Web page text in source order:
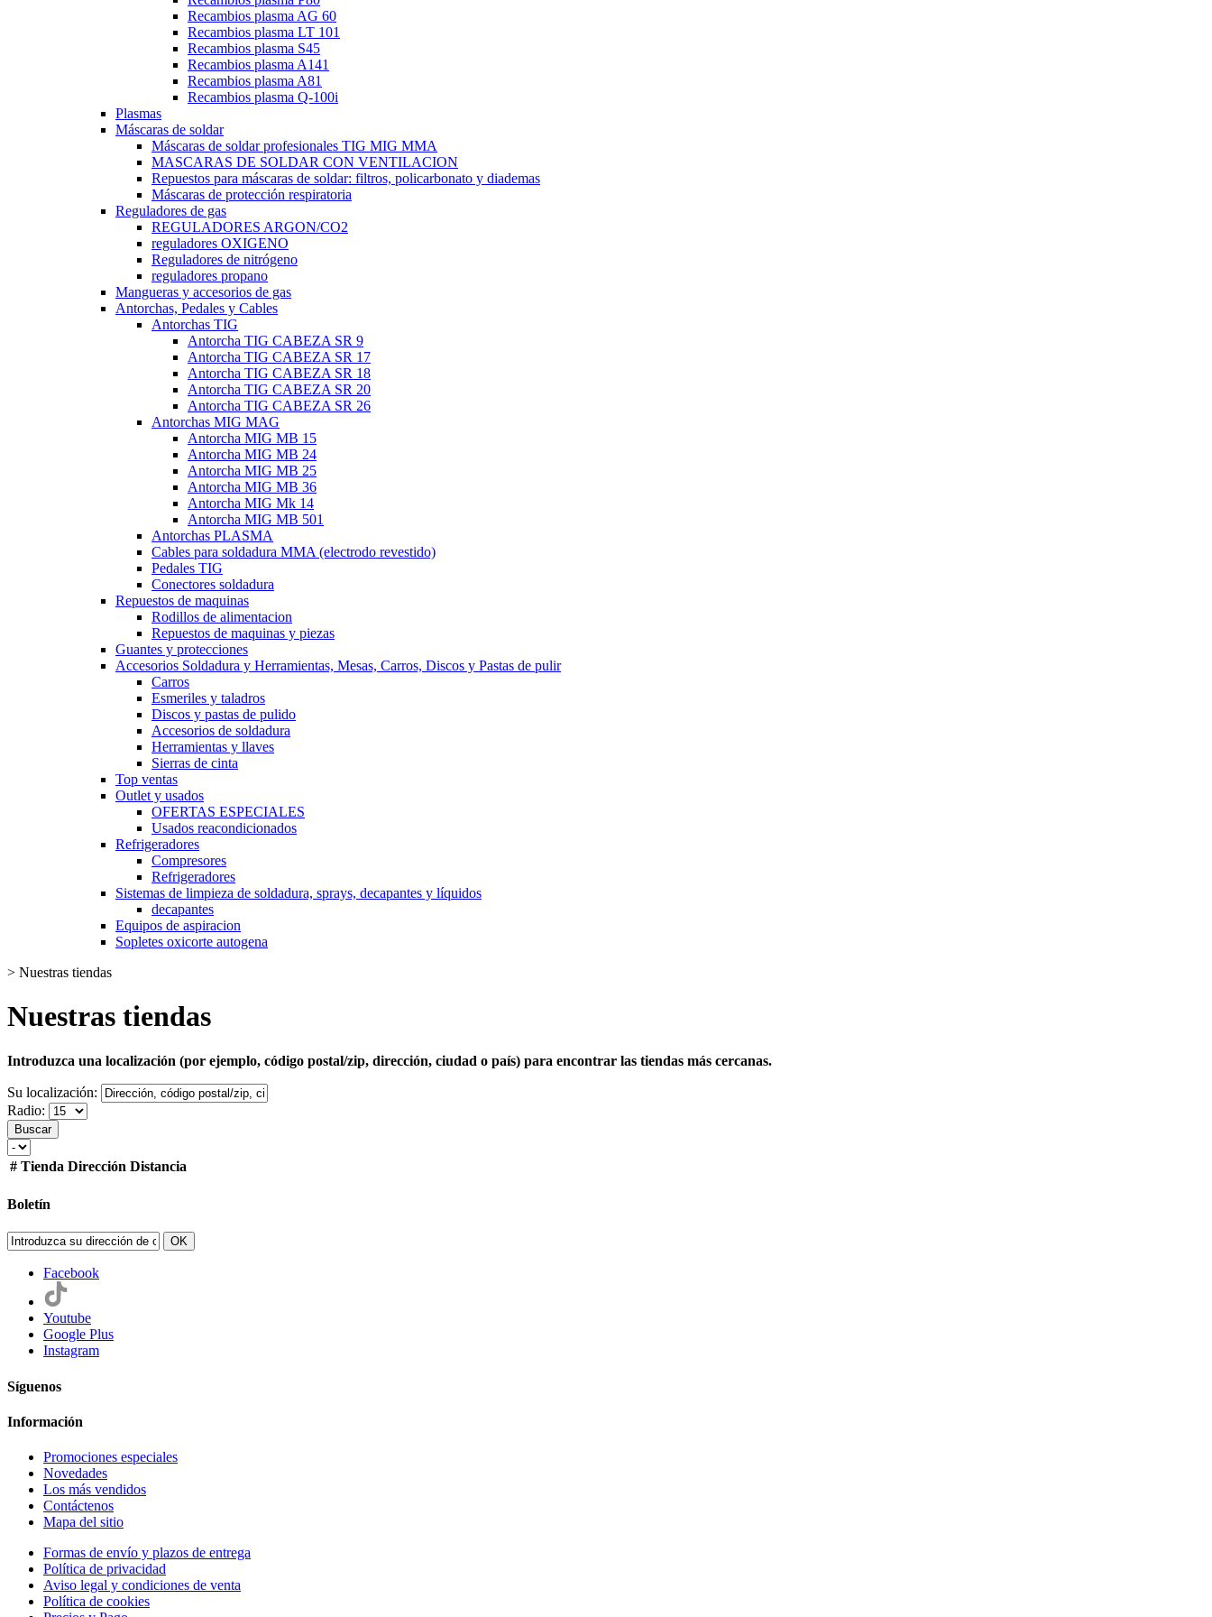
Recambios plasma AG 60
Recambios plasma LT 101
Recambios plasma S45
Recambios plasma A141
Recambios plasma A81
Recambios plasma Q-100i
Plasmas
Máscaras de soldar
Máscaras de soldar profesionales TIG MIG MMA
MASCARAS DE SOLDAR CON VENTILACION
Repuestos para máscaras de soldar: filtros, policarbonato y diademas
Máscaras de protección respiratoria
Reguladores de gas
REGULADORES ARGON/CO2
reguladores OXIGENO
Reguladores de nitrógeno
reguladores propano
Mangueras y accesorios de gas
Antorchas, Pedales y Cables
Antorchas TIG
Antorcha TIG CABEZA SR 9
Antorcha TIG CABEZA SR 17
Antorcha TIG CABEZA SR 18
Antorcha TIG CABEZA SR 20
Antorcha TIG CABEZA SR 26
Antorchas MIG MAG
Antorcha MIG MB 15
Antorcha MIG MB 24
Antorcha MIG MB 25
Antorcha MIG MB 36
Antorcha MIG Mk 14
Antorcha MIG MB 501
Antorchas PLASMA
Cables para soldadura MMA (electrodo revestido)
Pedales TIG
Conectores soldadura
Repuestos de maquinas
Rodillos de alimentacion
Repuestos de maquinas y piezas
Guantes y protecciones
Accesorios Soldadura y Herramientas, Mesas, Carros, Discos y Pastas de pulir
Carros
Esmeriles y taladros
Discos y pastas de pulido
Accesorios de soldadura
Herramientas y llaves
Sierras de cinta
Top ventas
Outlet y usados
OFERTAS ESPECIALES
Usados reacondicionados
Refrigeradores
Compresores
Refrigeradores
Sistemas de limpieza de soldadura, sprays, decapantes y líquidos
decapantes
Equipos de aspiracion
Sopletes oxicorte autogena
> Nuestras tiendas
Nuestras tiendas
Introduzca una localización (por ejemplo, código postal/zip, dirección, ciudad o país) para encontrar las tiendas más cercanas.
Su localización:
Radio:
Buscar
# Tienda Dirección Distancia
Boletín
OK
Facebook
Youtube
Google Plus
Instagram
Síguenos
Información
Promociones especiales
Novedades
Los más vendidos
Contáctenos
Mapa del sitio
Formas de envío y plazos de entrega
Política de privacidad
Aviso legal y condiciones de venta
Política de cookies